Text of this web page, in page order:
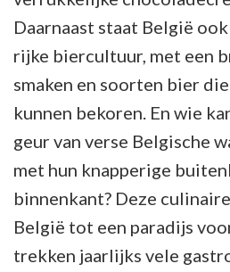
Daarnaast staat België
rijke biercultuur, met een
smaken en soorten bier
kunnen bekoren. En wie
geur van verse Belgische
met hun knapperige
binnenkant? Deze
België tot een paradijs
trekken jaarlijks vele